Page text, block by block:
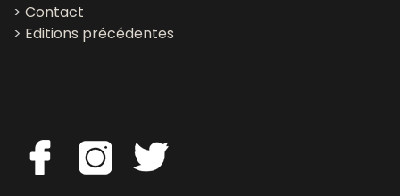
> Contact
> Editions précédentes